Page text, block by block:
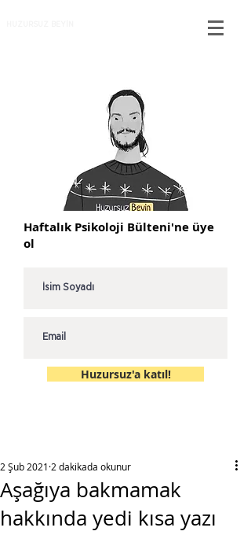
Haftalık Psikoloji Bülteni'ne üye
ol
Huzursuz'a katıl!
Aşağıya bakmamak
hakkında yedi kısa yazı
2 Şub 2021 2 dakikada okunur